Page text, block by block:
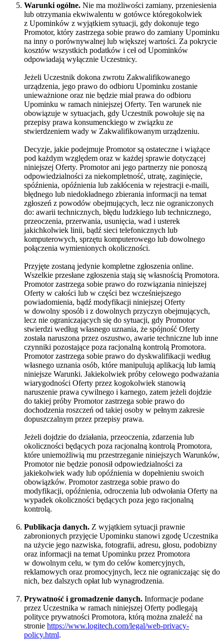
Warunki ogólne. Nie ma możliwości zamiany, przeniesienia
lub otrzymania ekwiwalentu w gotówce któregokolwiek
z Upominków z wyjątkiem sytuacji, gdy dokonuje tego
Promotor, który zastrzega sobie prawo do zamiany Upominku
na inny o porównywalnej lub większej wartości. Za pokrycie
kosztów wszystkich podatków i ceł od Upominków
odpowiadają wyłącznie Uczestnicy.
Jeżeli Uczestnik dokona zwrotu Zakwalifikowanego
urządzenia, jego prawo do odbioru Upominku zostanie
unieważnione oraz nie będzie miał prawa do odbioru
Upominku w ramach niniejszej Oferty. Ten warunek nie
obowiązuje w sytuacjach, gdy Uczestnik powołuje się na
przepisy prawa konsumenckiego w związku ze
stwierdzeniem wady w Zakwalifikowanym urządzeniu.
Decyzje, jakie podejmuje Promotor są ostateczne i wiążące
pod każdym względem oraz w każdej sprawie dotyczącej
niniejszej Oferty. Promotor ani jego partnerzy nie ponoszą
odpowiedzialności za niekompletność, utratę, zaginięcie,
spóźnienia, opóźnienia lub zakłócenia w rejestracji e-maili,
błędnego lub niedokładnego zbierania informacji na temat
zgłoszeń z powodów obejmujących, lecz nie ograniczonych
do: awarii technicznych, błędu ludzkiego lub technicznego,
przeoczenia, przerwania, usunięcia, wad i usterek
jakichkolwiek linii, bądź sieci telefonicznych lub
komputerowych, sprzętu komputerowego lub dowolnego
połączenia wymienionych okoliczności.
Przyjęte zostaną jedynie kompletne zgłoszenia online.
Wszelkie przesłane zgłoszenia stają się własnością Promotora.
Promotor zastrzega sobie prawo do rozwiązania niniejszej
Oferty w całości lub w części bez wcześniejszego
powiadomienia, bądź modyfikacji niniejszej Oferty
w dowolny sposób i z dowolnych przyczyn obejmujących,
lecz nie ograniczających się do sytuacji, gdy Promotor
stwierdzi według własnego uznania, że spójność Oferty
została naruszona przez oszustwo, awarie techniczne lub inne
czynniki pozostające poza racjonalną kontrolą Promotora.
Promotor zastrzega sobie prawo do dyskwalifikacji według
własnego uznania osób, które manipulują aplikacją lub łamią
niniejsze Warunki. Jakiekolwiek próby celowego podważania
wiarygodności Oferty przez kogokolwiek stanowią
naruszenie prawa cywilnego i karnego, zatem jeżeli dojdzie
do takiej próby Promotor zastrzega sobie prawo do
dochodzenia roszczeń od takiej osoby w pełnym zakresie
dopuszczalnym przez przepisy prawa.
Jeżeli dojdzie do działania, przeoczenia, zdarzenia lub
okoliczności będących poza racjonalną kontrolą Promotora,
które uniemożliwią mu przestrzeganie niniejszych Warunków,
Promotor nie będzie ponosił odpowiedzialności za
jakiekolwiek wady lub opóźnienia w dopełnieniu swoich
obowiązków. Promotor zastrzega sobie prawo do
modyfikacji, opóźnienia, odroczenia lub odwołania Oferty na
wypadek okoliczności będących poza jego racjonalną
kontrolą.
Publikacja danych. Z wyjątkiem sytuacji prawnie
zabronionych przyjęcie Upominku stanowi zgodę Uczestnika
na użycie jego nazwiska, fotografii, adresu, głosu, podobizny
oraz informacji na temat Upominku przez Promotora
w dowolnym celu, w tym do celów komercyjnych,
reklamowych oraz promocyjnych, lecz nie ograniczając się do
nich, bez dalszych opłat lub wynagrodzenia.
Prywatność i gromadzenie danych. Informacje podane
przez Uczestnika w ramach niniejszej Oferty podlegają
polityce prywatności Promotora, którą można znaleźć na
stronie https://www.logitech.com/legal/web-privacy-
policy.html.